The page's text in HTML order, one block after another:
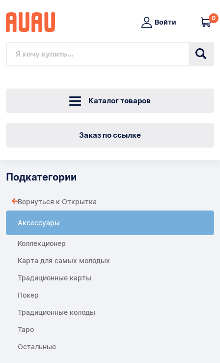
Войти
0
Каталог товаров
Заказ по ссылке
Подкатегории
Вернуться к Открытка
Аксессуары
Коллекционер
Карта для самых молодых
Традиционные карты
Покер
Традиционные колоды
Таро
Остальные